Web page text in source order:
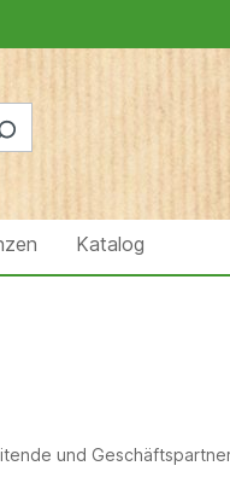
Katalog
und